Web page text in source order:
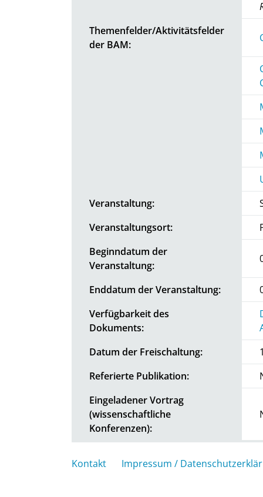
Themenfelder/Aktivitätsfelder
der BAM:
Veranstaltung:
Veranstaltungsort:
Beginndatum der
Veranstaltung:
Enddatum der Veranstaltung:
Verfügbarkeit des
Dokuments:
Datum der Freischaltung:
Referierte Publikation:
Eingeladener Vortrag
(wissenschaftliche
Konferenzen):
Kontakt Impressum /